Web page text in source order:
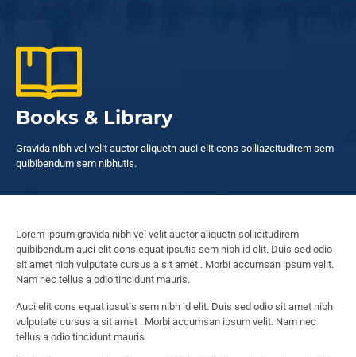
Books & Library
Gravida nibh vel velit auctor aliquetn auci elit cons solliazcitudirem sem
quibibendum sem nibhutis.
Lorem ipsum gravida nibh vel velit auctor aliquetn sollicitudirem
quibibendum auci elit cons equat ipsutis sem nibh id elit. Duis sed odio
sit amet nibh vulputate cursus a sit amet . Morbi accumsan ipsum velit.
Nam nec tellus a odio tincidunt mauris.
Auci elit cons equat ipsutis sem nibh id elit. Duis sed odio sit amet nibh
vulputate cursus a sit amet . Morbi accumsan ipsum velit. Nam nec
tellus a odio tincidunt mauris